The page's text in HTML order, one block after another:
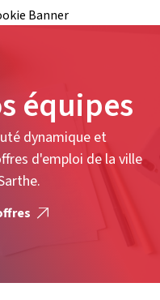
Banner
équipes
dynamique et
d'emploi de la ville